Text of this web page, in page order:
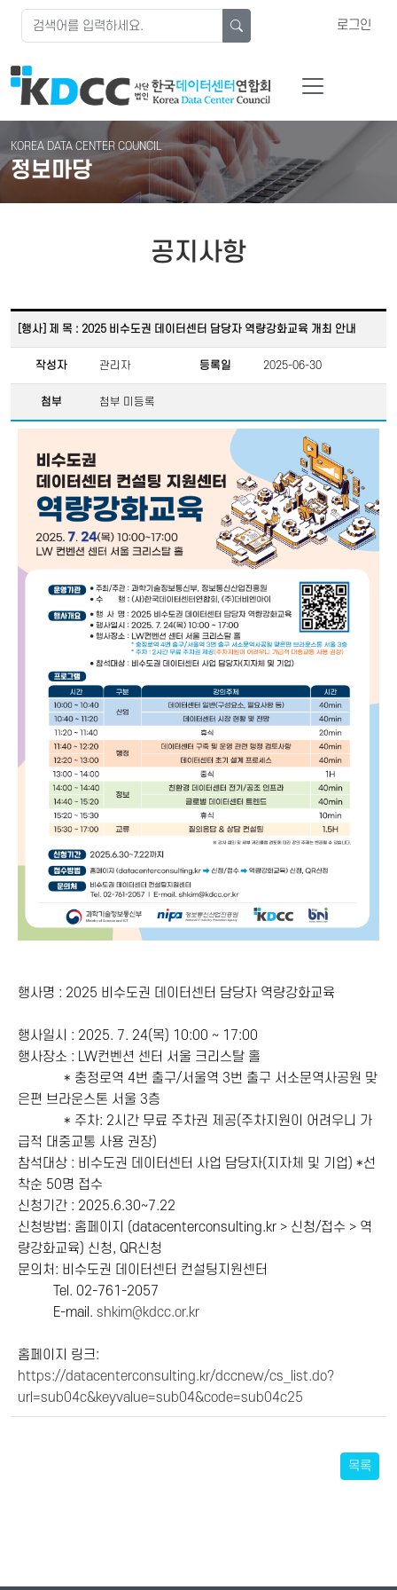
로그인
KOREA DATA CENTER COUNCIL
정보마당
공지사항
[행사] 제 목 : 2025 비수도권 데이터센터 담당자 역량강화교육 개최 안내
작성자 관리자 등록일 2025-06-30
첨부 첨부 미등록
행사명 : 2025 비수도권 데이터센터 담당자 역량강화교육
행사일시 : 2025. 7. 24(목) 10:00 ~ 17:00
행사장소 : LW컨벤션 센터 서울 크리스탈 홀
* 충정로역 4번 출구/서울역 3번 출구 서소문역사공원 맞
은편 브라운스톤 서울 3층
* 주차: 2시간 무료 주차권 제공(주차지원이 어려우니 가
급적 대중교통 사용 권장)
참석대상 : 비수도권 데이터센터 사업 담당자(지자체 및 기업) *선
착순 50명 접수
신청기간 : 2025.6.30~7.22
신청방법: 홈페이지 (datacenterconsulting.kr > 신청/접수 > 역
량강화교육) 신청, QR신청
문의처: 비수도권 데이터센터 컨설팅지원센터
Tel. 02-761-2057
E-mail. shkim@kdcc.or.kr
홈페이지 링크:
https://datacenterconsulting.kr/dccnew/cs_list.do?
url=sub04c&keyvalue=sub04&code=sub04c25
목록